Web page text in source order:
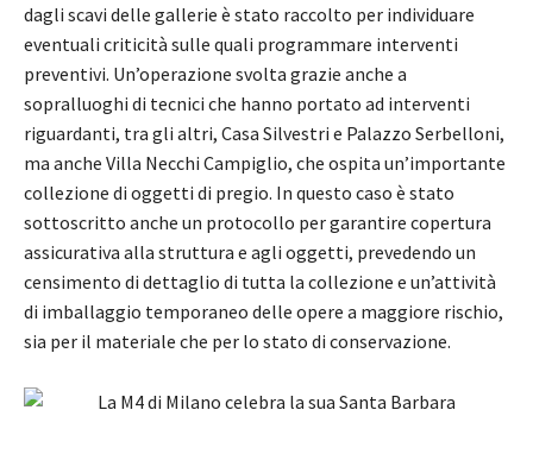
dagli scavi delle gallerie è stato raccolto per individuare
eventuali criticità sulle quali programmare interventi
preventivi. Un’operazione svolta grazie anche a
sopralluoghi di tecnici che hanno portato ad interventi
riguardanti, tra gli altri, Casa Silvestri e Palazzo Serbelloni,
ma anche Villa Necchi Campiglio, che ospita un’importante
collezione di oggetti di pregio. In questo caso è stato
sottoscritto anche un protocollo per garantire copertura
assicurativa alla struttura e agli oggetti, prevedendo un
censimento di dettaglio di tutta la collezione e un’attività
di imballaggio temporaneo delle opere a maggiore rischio,
sia per il materiale che per lo stato di conservazione.